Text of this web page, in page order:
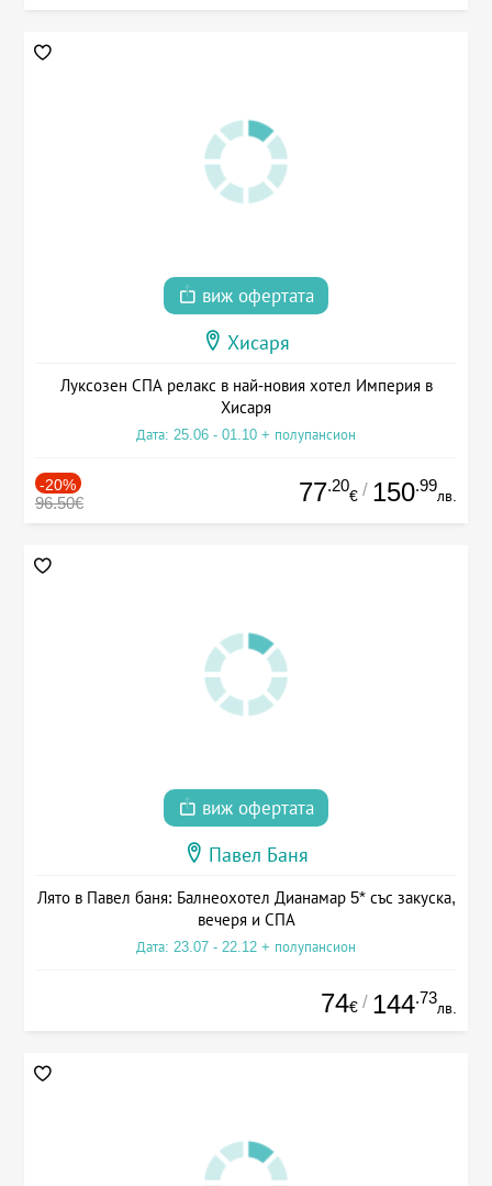
виж офертата
Хисаря
Луксозен СПА релакс в най-новия хотел Империя в
Хисаря
Дата: 25.06 - 01.10 + полупансион
-20%
96.50€ 77.20
€ / 150.99
лв.
виж офертата
Павел Баня
Лято в Павел баня: Балнеохотел Дианамар 5* със закуска,
вечеря и СПА
Дата: 23.07 - 22.12 + полупансион
74€ / 144.73
лв.